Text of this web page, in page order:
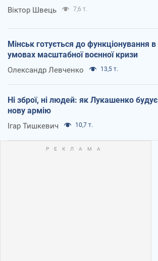
Віктор Швець 7,6 т.
Мінськ готується до функціонування в
умовах масштабної воєнної кризи
Олександр Левченко 13,5 т.
Ні зброї, ні людей: як Лукашенко будує
нову армію
Ігар Тишкевич 10,7 т.